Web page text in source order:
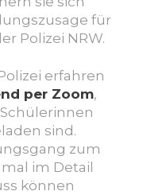
für
Polizei NRW.
erfahren
per Zoom,
sind.
zum
im Detail
können